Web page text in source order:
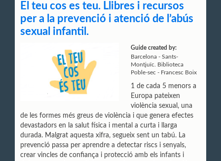
El teu cos es teu. Llibres i recursos
per a la prevenció i atenció de l’abús
sexual infantil.
Guide created by:
Barcelona - Sants-
Montjuïc. Biblioteca
Poble-sec - Francesc Boix
1 de cada 5 menors a
Europa pateixen
violència sexual, una
de les formes més greus de violència i que genera efectes
devastadors en la salut física i mental a curta i llarga
durada. Malgrat aquesta xifra, segueix sent un tabú. La
prevenció passa per aprendre a detectar riscs i senyals,
crear vincles de confiança i protecció amb els infants i